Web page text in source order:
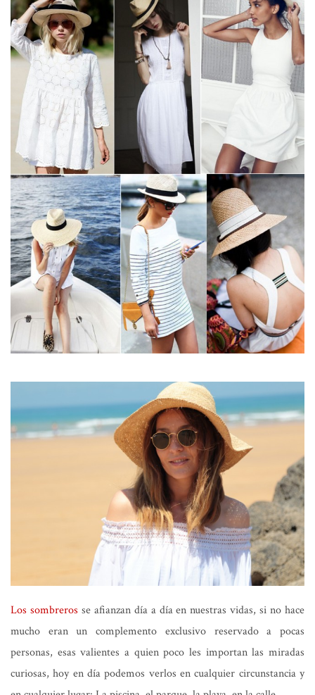
Los sombreros se afianzan día a día en nuestras vidas, si no hace
mucho eran un complemento exclusivo reservado a pocas
personas, esas valientes a quien poco les importan las miradas
curiosas, hoy en día podemos verlos en cualquier circunstancia y